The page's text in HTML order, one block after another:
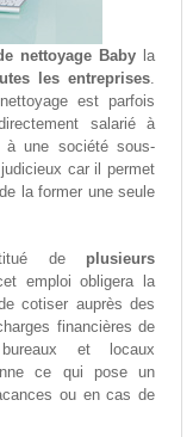
nettoyage Baby la
les entreprises.
est parfois
salarié à
à une société sous-
car il permet
la former une seule
de plusieurs
emploi obligera la
cotiser auprès des
financières de
et locaux
ce qui pose un
ou en cas de